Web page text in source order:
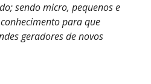
sendo micro, pequenos e
para que
geradores de novos